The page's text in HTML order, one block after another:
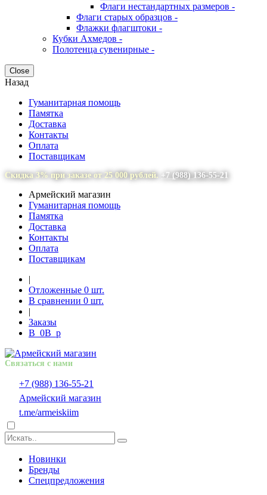
Флаги нестандартных размеров -
Флаги старых образцов -
Флажки флагштоки -
Кубки Ахмедов -
Полотенца сувенирные -
Close
Назад
Гуманитарная помощь
Памятка
Доставка
Контакты
Оплата
Поставщикам
Скидка 3% при заказе от 25 000 рублей. +7 (988) 136-55-21
Армейский магазин
Гуманитарная помощь
Памятка
Доставка
Контакты
Оплата
Поставщикам
|
Отложенные 0 шт.
В сравнении 0 шт.
|
Заказы
В 0В p
Связаться с нами
+7 (988) 136-55-21
Армейский магазин
t.me/armeiskiim
Новинки
Бренды
Спецпредложения